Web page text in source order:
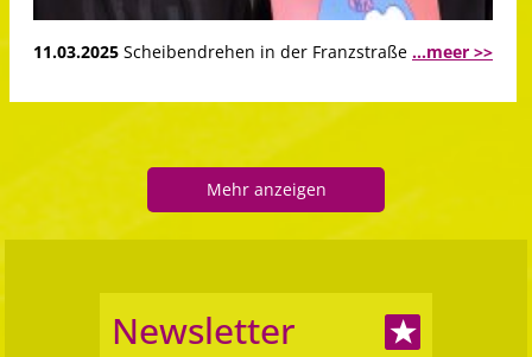
11.03.2025 Scheibendrehen in der Franzstraße ...meer >>
Mehr anzeigen
Newsletter